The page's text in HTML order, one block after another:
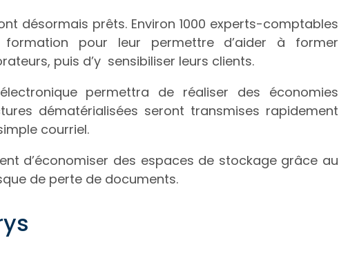
désormais prêts. Environ 1000 experts-comptables
formation pour leur permettre d’aider à former
puis d’y sensibiliser leurs clients.
permettra de réaliser des économies
dématérialisées seront transmises rapidement
courriel.
d’économiser des espaces de stockage grâce au
de perte de documents.